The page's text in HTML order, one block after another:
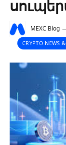
MEXC Blog
CRYPTO NEWS